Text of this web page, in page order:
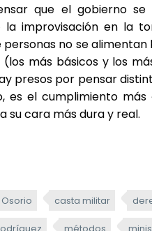
que el gobierno
improvisación en la
no se
más básicos y los
presos por pensar
es el cumplimiento
su cara más dura y real.
casta militar
métodos